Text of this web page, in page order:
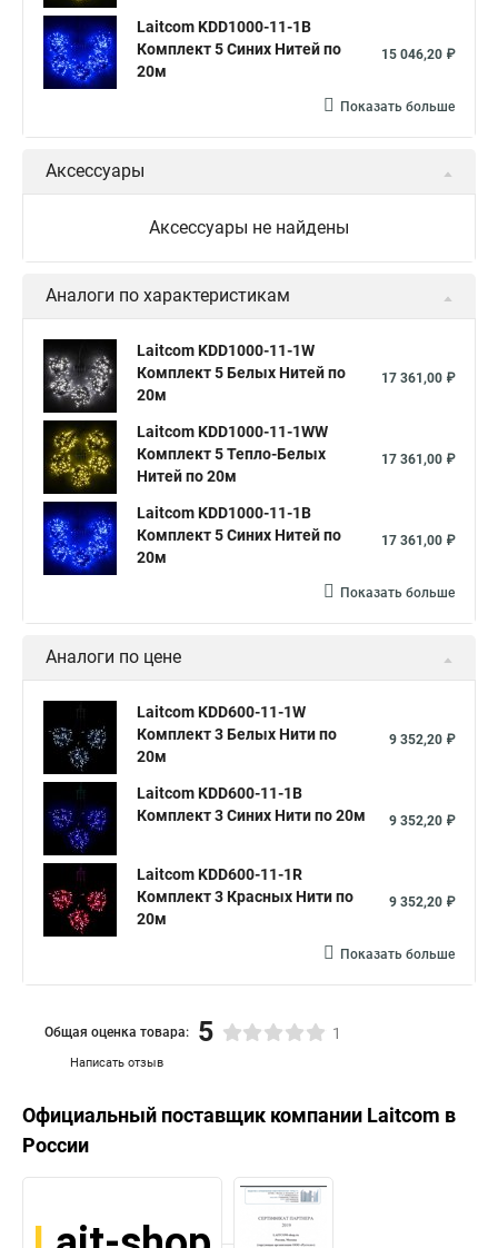
Laitcom KDD1000-11-1B
Комплект 5 Синих Нитей по
20м
15 046,20 ₽
Показать больше
Аксессуары
Аксессуары не найдены
Аналоги по характеристикам
Laitcom KDD1000-11-1W
Комплект 5 Белых Нитей по
20м
17 361,00 ₽
Laitcom KDD1000-11-1WW
Комплект 5 Тепло-Белых
Нитей по 20м
17 361,00 ₽
Laitcom KDD1000-11-1B
Комплект 5 Синих Нитей по
20м
17 361,00 ₽
Показать больше
Аналоги по цене
Laitcom KDD600-11-1W
Комплект 3 Белых Нити по
20м
9 352,20 ₽
Laitcom KDD600-11-1B
Комплект 3 Синих Нити по 20м
9 352,20 ₽
Laitcom KDD600-11-1R
Комплект 3 Красных Нити по
20м
9 352,20 ₽
Показать больше
Написать отзыв
Общая оценка товара: 5 1
Официальный поставщик компании Laitcom в
России